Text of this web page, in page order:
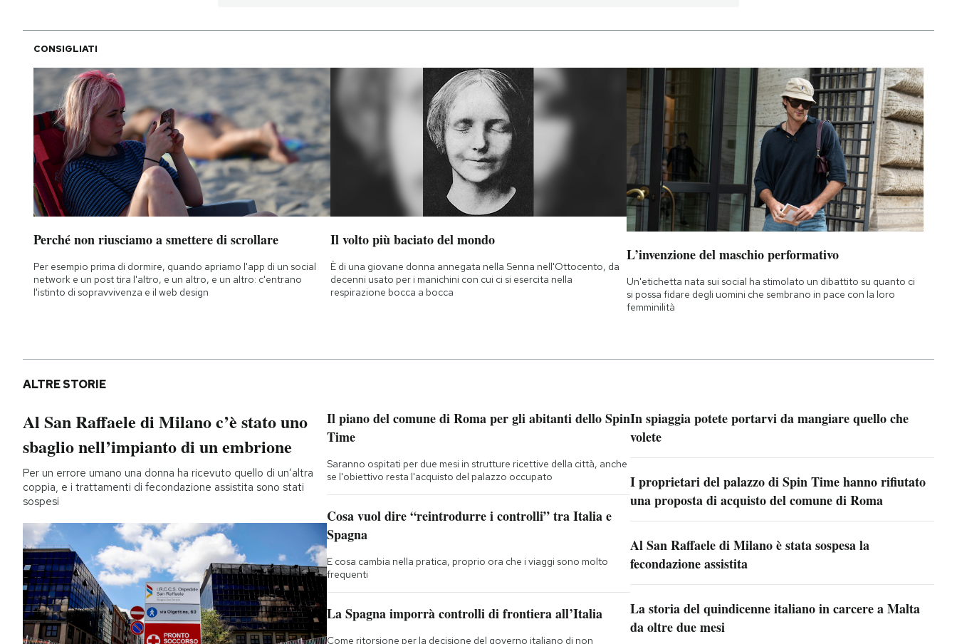
CONSIGLIATI
Perché non riusciamo a smettere di scrollare
Per esempio prima di dormire, quando apriamo l'app di un social
network e un post tira l'altro, e un altro, e un altro: c'entrano
l'istinto di sopravvivenza e il web design
Il volto più baciato del mondo
È di una giovane donna annegata nella Senna nell'Ottocento, da
decenni usato per i manichini con cui ci si esercita nella
respirazione bocca a bocca
L’invenzione del maschio performativo
Un'etichetta nata sui social ha stimolato un dibattito su quanto ci
si possa fidare degli uomini che sembrano in pace con la loro
femminilità
ALTRE STORIE
Al San Raffaele di Milano c’è stato uno
sbaglio nell’impianto di un embrione
Per un errore umano una donna ha ricevuto quello di un’altra
coppia, e i trattamenti di fecondazione assistita sono stati
sospesi
Il piano del comune di Roma per gli abitanti dello Spin
Time
Saranno ospitati per due mesi in strutture ricettive della città, anche
se l'obiettivo resta l'acquisto del palazzo occupato
Cosa vuol dire “reintrodurre i controlli” tra Italia e
Spagna
E cosa cambia nella pratica, proprio ora che i viaggi sono molto
frequenti
La Spagna imporrà controlli di frontiera all’Italia
Come ritorsione per la decisione del governo italiano di non
In spiaggia potete portarvi da mangiare quello che
volete
I proprietari del palazzo di Spin Time hanno rifiutato
una proposta di acquisto del comune di Roma
Al San Raffaele di Milano è stata sospesa la
fecondazione assistita
La storia del quindicenne italiano in carcere a Malta
da oltre due mesi